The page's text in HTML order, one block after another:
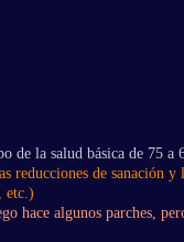
de la salud básica de 75 a
reducciones de sanación y
etc.)
hace algunos parches,